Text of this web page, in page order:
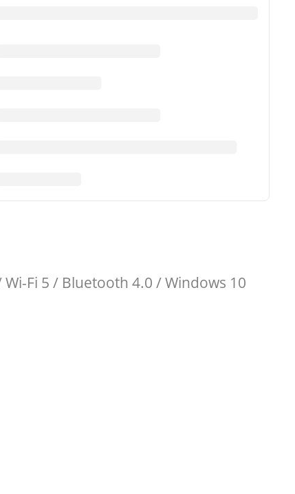
Wi-Fi 5 / Bluetooth 4.0 / Windows 10